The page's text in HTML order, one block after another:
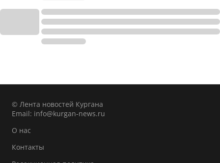
© Лента новостей Кургана
Email: info@kurgan-news.ru
О нас
Контакты